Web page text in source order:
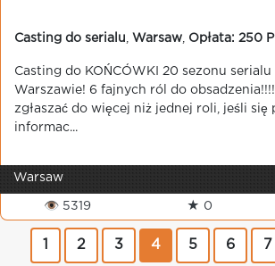
Casting do serialu Warsaw Opłata: 250
Casting do KOŃCÓWKI 20 sezonu
Warszawie! 6 fajnych ról do
zgłaszać do więcej niż jednej roli, jeśli się
informac...
Warsaw
👁 5319 ★ 0
2 3 4 5 6 7